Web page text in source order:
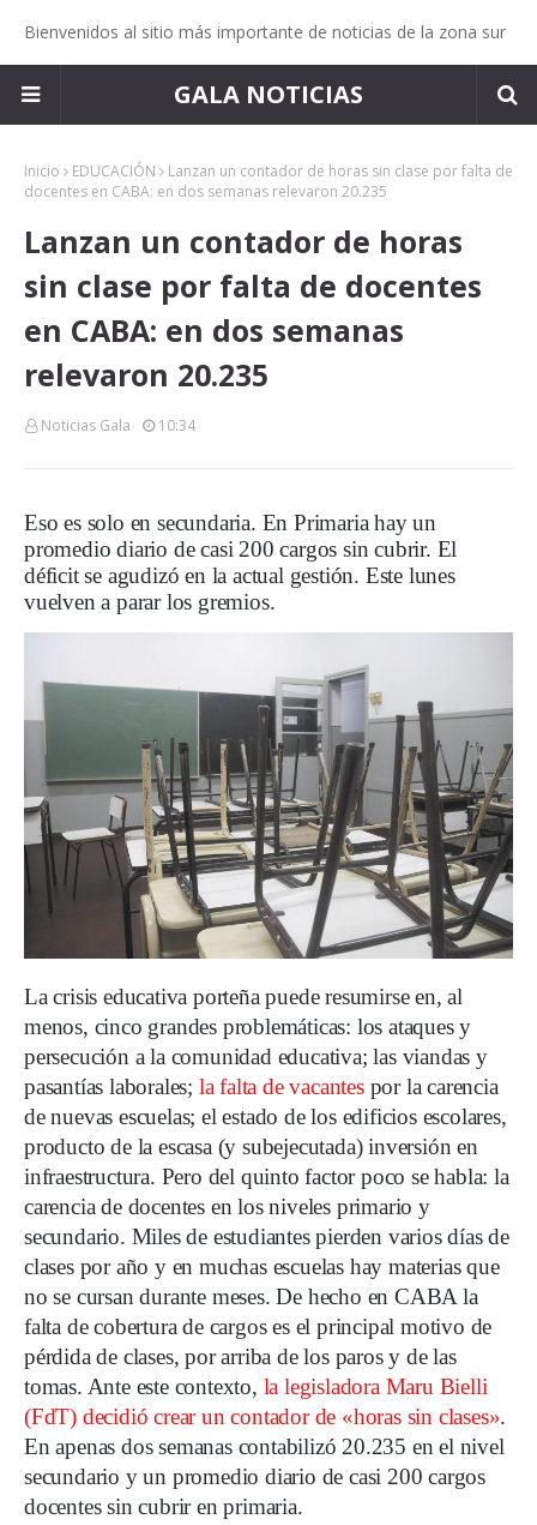
Bienvenidos al sitio más importante de noticias de la zona sur
GALA NOTICIAS
Inicio EDUCACIÓN
Lanzan un contador de horas sin clase por falta de
docentes en CABA: en dos semanas relevaron 20.235
Lanzan un contador de horas
sin clase por falta de docentes
en CABA: en dos semanas
relevaron 20.235
Noticias Gala 10:34
Eso es solo en secundaria. En Primaria hay un
promedio diario de casi 200 cargos sin cubrir. El
déficit se agudizó en la actual gestión. Este lunes
vuelven a parar los gremios.
La crisis educativa porteña puede resumirse en, al
menos, cinco grandes problemáticas: los ataques y
persecución a la comunidad educativa; las viandas y
pasantías laborales; la falta de vacantes por la carencia
de nuevas escuelas; el estado de los edificios escolares,
producto de la escasa (y subejecutada) inversión en
infraestructura. Pero del quinto factor poco se habla: la
carencia de docentes en los niveles primario y
secundario. Miles de estudiantes pierden varios días de
clases por año y en muchas escuelas hay materias que
no se cursan durante meses. De hecho en CABA la
falta de cobertura de cargos es el principal motivo de
pérdida de clases, por arriba de los paros y de las
tomas. Ante este contexto, la legisladora Maru Bielli
(FdT) decidió crear un contador de «horas sin clases».
En apenas dos semanas contabilizó 20.235 en el nivel
secundario y un promedio diario de casi 200 cargos
docentes sin cubrir en primaria.